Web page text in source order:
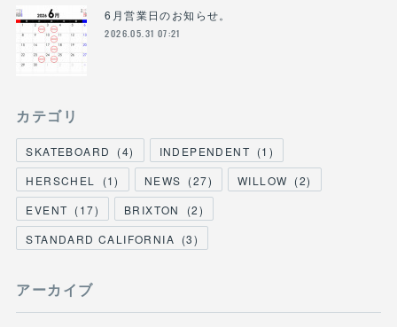
6月営業日のお知らせ。
2026.05.31 07:21
カテゴリ
SKATEBOARD (4) INDEPENDENT (1 )
HERSCHEL
(1) NEWS (27) WILLOW (2)
EVENT (17) BRIXTON (2)
STANDARD CALIFORNIA (3)
アーカイブ